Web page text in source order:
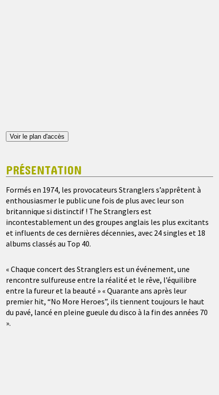
Voir le plan d'accès
PRÉSENTATION
Formés en 1974, les provocateurs Stranglers s’apprêtent à
enthousiasmer le public une fois de plus avec leur son
britannique si distinctif ! The Stranglers est
incontestablement un des groupes anglais les plus excitants
et influents de ces dernières décennies, avec 24 singles et 18
albums classés au Top 40.
« Chaque concert des Stranglers est un événement, une
rencontre sulfureuse entre la réalité et le rêve, l’équilibre
entre la fureur et la beauté » « Quarante ans après leur
premier hit, “No More Heroes”, ils tiennent toujours le haut
du pavé, lancé en pleine gueule du disco à la fin des années 70
».